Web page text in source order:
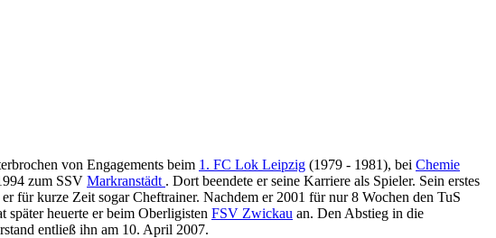
von Engagements beim 1. FC Lok Leipzig (1979 - 1981), bei Chemie
zum SSV Markranstädt . Dort beendete er seine Karriere als Spieler. Sein erstes
für kurze Zeit sogar Cheftrainer. Nachdem er 2001 für nur 8 Wochen den TuS
heuerte er beim Oberligisten FSV Zwickau an. Den Abstieg in die
entließ ihn am 10. April 2007.